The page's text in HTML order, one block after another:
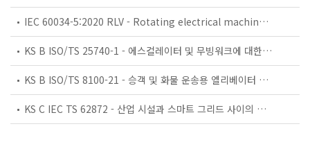
IEC 60034-5:2020 RLV - Rotating electrical machines - Part 5: Degrees of protection provided by the integral design of rotating electrical machines (IP code) - Classification
KS B ISO/TS 25740-1 - 에스컬레이터 및 무빙워크에 대한 안전요건 — 제1부: 세계공통 필수 안전요건(GESRs)
KS B ISO/TS 8100-21 - 승객 및 화물 운송용 엘리베이터 —제21부: 세계공통 필수안전요건(GESRs)을 충족하는 세계공통 안전 파라미터(GSPs)
KS C IEC TS 62872 - 산업 시설과 스마트 그리드 사이의 산업 공정 측정, 제어 및 자동화 시스템 인터페이스